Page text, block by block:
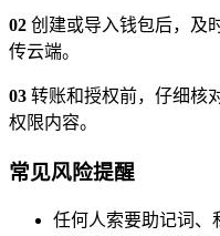
02 创建或导入钱包后，及
传云端。
03 转账和授权前，仔细核
权限内容。
常见风险提醒
任何人索要助记词、